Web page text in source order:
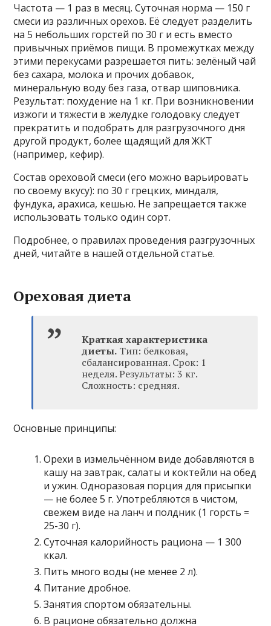
Частота — 1 раз в месяц. Суточная норма — 150 г
смеси из различных орехов. Её следует разделить
на 5 небольших горстей по 30 г и есть вместо
привычных приёмов пищи. В промежутках между
этими перекусами разрешается пить: зелёный чай
без сахара, молока и прочих добавок,
минеральную воду без газа, отвар шиповника.
Результат: похудение на 1 кг. При возникновении
изжоги и тяжести в желудке голодовку следует
прекратить и подобрать для разгрузочного дня
другой продукт, более щадящий для ЖКТ
(например, кефир).
Состав ореховой смеси (его можно варьировать
по своему вкусу): по 30 г грецких, миндаля,
фундука, арахиса, кешью. Не запрещается также
использовать только один сорт.
Подробнее, о правилах проведения разгрузочных
дней, читайте в нашей отдельной статье.
Ореховая диета
Краткая характеристика
диеты. Тип: белковая,
сбалансированная. Срок: 1
неделя. Результаты: 3 кг.
Сложность: средняя.
Основные принципы:
Орехи в измельчённом виде добавляются в
кашу на завтрак, салаты и коктейли на обед
и ужин. Одноразовая порция для присыпки
— не более 5 г. Употребляются в чистом,
свежем виде на ланч и полдник (1 горсть =
25-30 г).
Суточная калорийность рациона — 1 300
ккал.
Пить много воды (не менее 2 л).
Питание дробное.
Занятия спортом обязательны.
В рационе обязательно должна